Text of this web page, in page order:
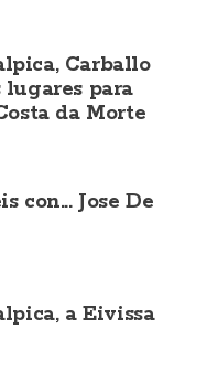
Carballo
lugares para
da Morte
con... Jose De
a Eivissa